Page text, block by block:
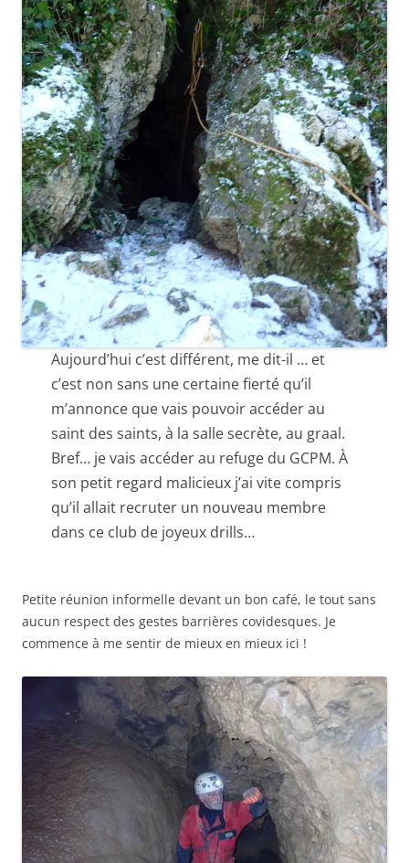
Aujourd’hui c’est différent, me dit-il … et
c’est non sans une certaine fierté qu’il
m’annonce que vais pouvoir accéder au
saint des saints, à la salle secrète, au graal.
Bref… je vais accéder au refuge du GCPM. À
son petit regard malicieux j’ai vite compris
qu’il allait recruter un nouveau membre
dans ce club de joyeux drills…
Petite réunion informelle devant un bon café, le tout sans
aucun respect des gestes barrières covidesques. Je
commence à me sentir de mieux en mieux ici !